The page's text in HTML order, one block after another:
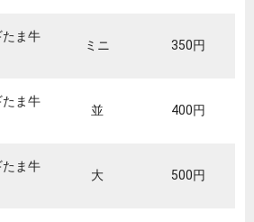
ま牛
ミニ 350円
ま牛
並 400円
ま牛
大 500円